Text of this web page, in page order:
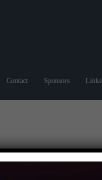
Contact Sponsors Links